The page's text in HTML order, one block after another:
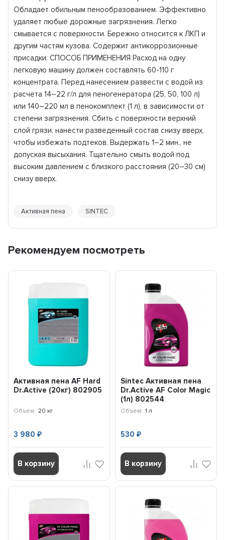
Обладает обильным пенообразованием. Эффективно
удаляет любые дорожные загрязнения. Легко
смывается с поверхности. Бережно относится к ЛКП и
другим частям кузова. Содержит антикоррозионные
присадки. СПОСОБ ПРИМЕНЕНИЯ Расход на одну
легковую машину должен составлять 60-110 г
концентрата. Перед нанесением развести с водой из
расчета 14–22 г/л для пеногенератора (25, 50, 100 л)
или 140–220 мл в пенокомплект (1 л), в зависимости от
степени загрязнения. Сбить с поверхности верхний
слой грязи, нанести разведенный состав снизу вверх,
чтобы избежать подтеков. Выдержать 1–2 мин., не
допуская высыхания. Тщательно смыть водой под
высоким давлением с близкого расстояния (20–30 см)
снизу вверх.
Активная пена SINTEC
Рекомендуем посмотреть
Активная пена AF Hard
Dr.Active (20кг) 802905
Объем: 20 кг
3 980₽
В корзину
Sintec Активная пена
Dr.Active AF Color Magic
(1л) 802544
Объем: 1 л
530 ₽
В корзину